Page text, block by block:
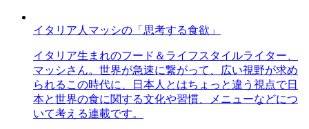
イタリア人マッシの「思考する食欲」
イタリア生まれのフード＆ライフスタイルライター、
マッシさん。世界が急速に繋がって、広い視野が求め
られるこの時代に、日本人とはちょっと違う視点で日
本と世界の食に関する文化や習慣、メニューなどにつ
いて考える連載です。